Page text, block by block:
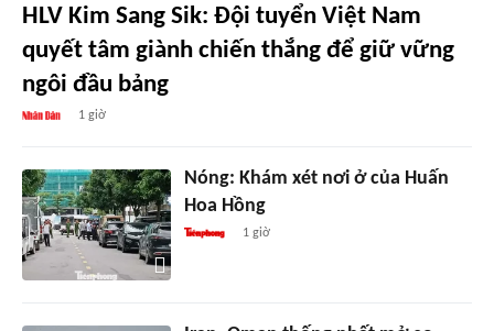
HLV Kim Sang Sik: Đội tuyển Việt Nam
quyết tâm giành chiến thắng để giữ vững
ngôi đầu bảng
1 giờ
Nóng: Khám xét nơi ở của Huấn
Hoa Hồng
1 giờ